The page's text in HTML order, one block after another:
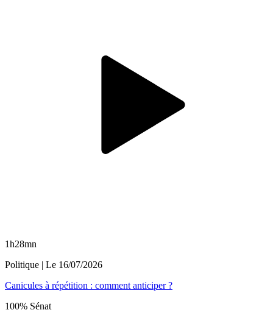
1h28mn
Politique | Le 16/07/2026
Canicules à répétition : comment anticiper ?
100% Sénat